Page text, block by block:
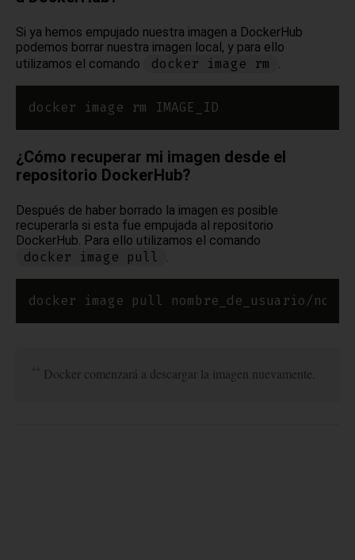
Si ya hemos empujado nuestra imagen a DockerHub
podemos borrar nuestra imagen local, y para ello
utilizamos el comando
docker image rm .
¿Cómo recuperar mi imagen desde el
repositorio DockerHub?
Después de haber borrado la imagen es posible
recuperarla si esta fue empujada al repositorio
DockerHub. Para ello utilizamos el comando
docker image pull .
Docker comenzará a descargar la imagen nuevamente.